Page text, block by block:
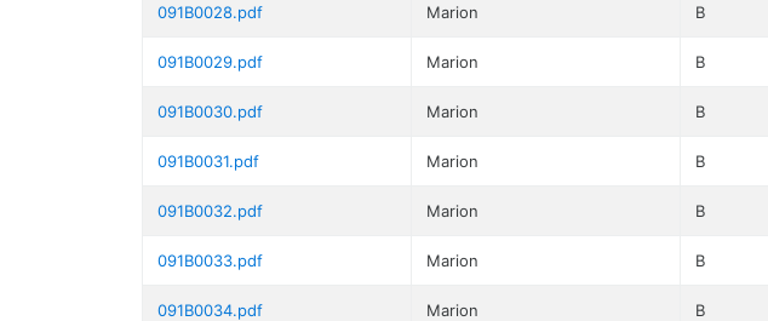
091B0028.pdf Marion B
091B0029.pdf Marion B
091B0030.pdf Marion B
091B0031.pdf Marion B
091B0032.pdf Marion B
091B0033.pdf Marion B
091B0034.pdf Marion B